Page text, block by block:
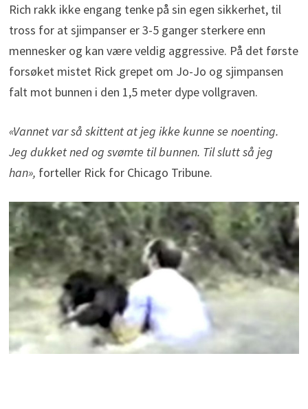
Rich rakk ikke engang tenke på sin egen sikkerhet, til
tross for at sjimpanser er 3-5 ganger sterkere enn
mennesker og kan være veldig aggressive. På det første
forsøket mistet Rick grepet om Jo-Jo og sjimpansen
falt mot bunnen i den 1,5 meter dype vollgraven.
«Vannet var så skittent at jeg ikke kunne se noenting.
Jeg dukket ned og svømte til bunnen. Til slutt så jeg
han», forteller Rick for Chicago Tribune.